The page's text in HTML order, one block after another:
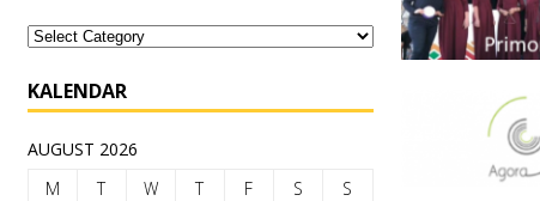
KALENDAR
AUGUST 2026
M
T W T F S
S